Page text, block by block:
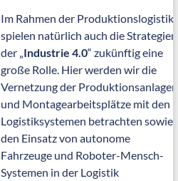
Im Rahmen der Produktionslogistik
spielen natürlich auch die Strategien
der „Industrie 4.0“ zukünftig eine
große Rolle. Hier werden wir die
Vernetzung der Produktionsanlagen
und Montagearbeitsplätze mit den
Logistiksystemen betrachten sowie
den Einsatz von autonome
Fahrzeuge und Roboter-Mensch-
Systemen in der Logistik